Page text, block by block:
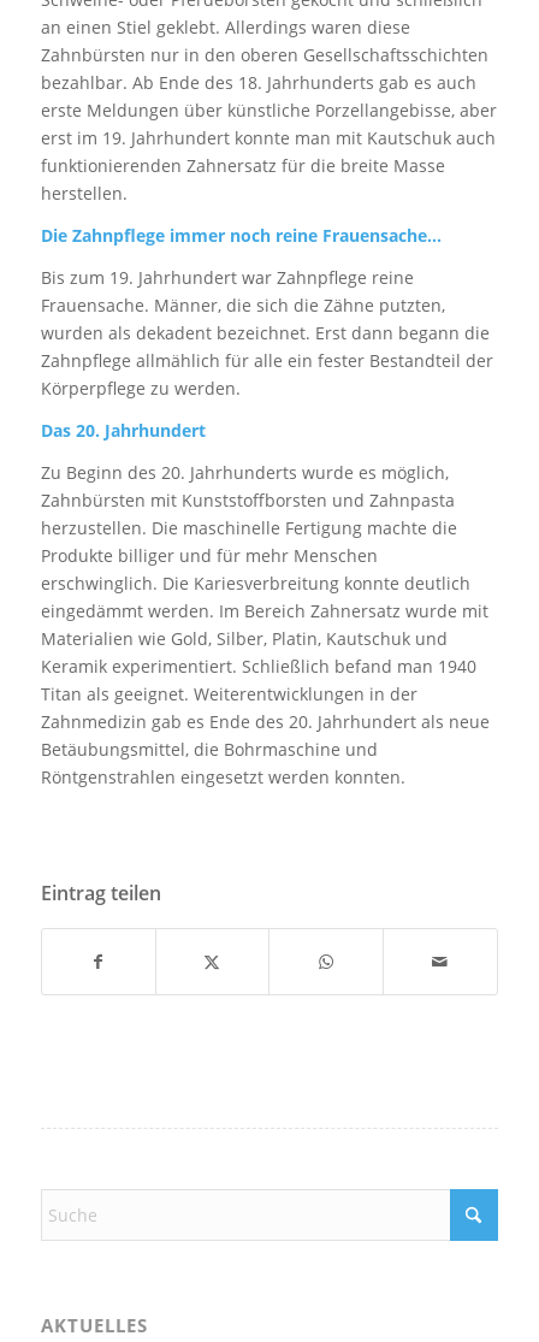
an einen Stiel geklebt. Allerdings waren diese
Zahnbürsten nur in den oberen Gesellschaftsschichten
bezahlbar. Ab Ende des 18. Jahrhunderts gab es auch
erste Meldungen über künstliche Porzellangebisse, aber
erst im 19. Jahrhundert konnte man mit Kautschuk auch
funktionierenden Zahnersatz für die breite Masse
herstellen.
Die Zahnpflege immer noch reine Frauensache…
Bis zum 19. Jahrhundert war Zahnpflege reine
Frauensache. Männer, die sich die Zähne putzten,
wurden als dekadent bezeichnet. Erst dann begann die
Zahnpflege allmählich für alle ein fester Bestandteil der
Körperpflege zu werden.
Das 20. Jahrhundert
Zu Beginn des 20. Jahrhunderts wurde es möglich,
Zahnbürsten mit Kunststoffborsten und Zahnpasta
herzustellen. Die maschinelle Fertigung machte die
Produkte billiger und für mehr Menschen
erschwinglich. Die Kariesverbreitung konnte deutlich
eingedämmt werden. Im Bereich Zahnersatz wurde mit
Materialien wie Gold, Silber, Platin, Kautschuk und
Keramik experimentiert. Schließlich befand man 1940
Titan als geeignet. Weiterentwicklungen in der
Zahnmedizin gab es Ende des 20. Jahrhundert als neue
Betäubungsmittel, die Bohrmaschine und
Röntgenstrahlen eingesetzt werden konnten.
Eintrag teilen
AKTUELLES